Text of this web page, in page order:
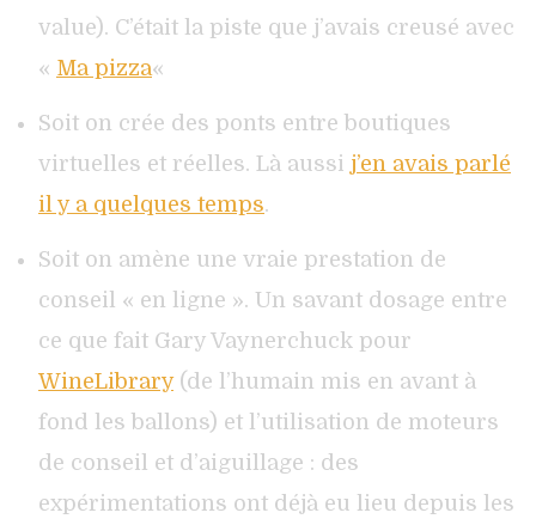
value). C’était la piste que j’avais creusé avec
« Ma pizza«
Soit on crée des ponts entre boutiques
virtuelles et réelles. Là aussi j’en avais parlé
il y a quelques temps.
Soit on amène une vraie prestation de
conseil « en ligne ». Un savant dosage entre
ce que fait Gary Vaynerchuck pour
WineLibrary(de l’humain mis en avant à
fond les ballons) et l’utilisation de moteurs
de conseil et d’aiguillage : des
expérimentations ont déjà eu lieu depuis les